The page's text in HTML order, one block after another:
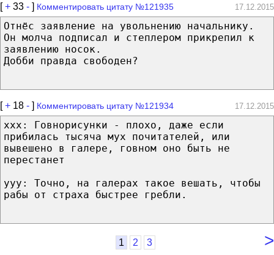
[+ 33 - ] Комментировать цитату №121935 17.12.2015
Отнёс заявление на увольнению начальнику.
Он молча подписал и степлером прикрепил к
заявлению носок.
Добби правда свободен?
[+ 18 - ] Комментировать цитату №121934 17.12.2015
ххх: Говнорисунки - плохо, даже если
прибилась тысяча мух почитателей, или
вывешено в галере, говном оно быть не
перестанет
yyy: Точно, на галерах такое вешать, чтобы
рабы от страха быстрее гребли.
>
1 2 3